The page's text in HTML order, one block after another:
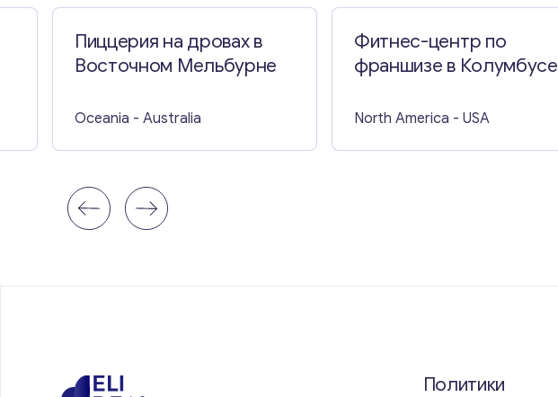
Пиццерия на дровах в
Восточном Мельбурне
Oceania - Australia
Фитнес-центр по
франшизе в Колумбусе
North America - USA
Политики